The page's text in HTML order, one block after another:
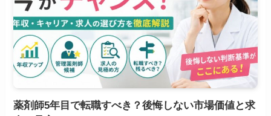
薬剤師5年目で転職すべき？後悔しない市場価値と求